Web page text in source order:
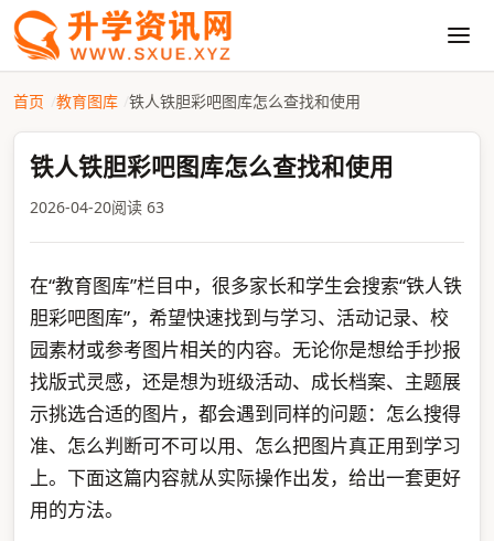
首页 教育图库 铁人铁胆彩吧图库怎么查找和使用
铁人铁胆彩吧图库怎么查找和使用
2026-04-20阅读 63
在“教育图库”栏目中，很多家长和学生会搜索“铁人铁
胆彩吧图库”，希望快速找到与学习、活动记录、校
园素材或参考图片相关的内容。无论你是想给手抄报
找版式灵感，还是想为班级活动、成长档案、主题展
示挑选合适的图片，都会遇到同样的问题：怎么搜得
准、怎么判断可不可以用、怎么把图片真正用到学习
上。下面这篇内容就从实际操作出发，给出一套更好
用的方法。